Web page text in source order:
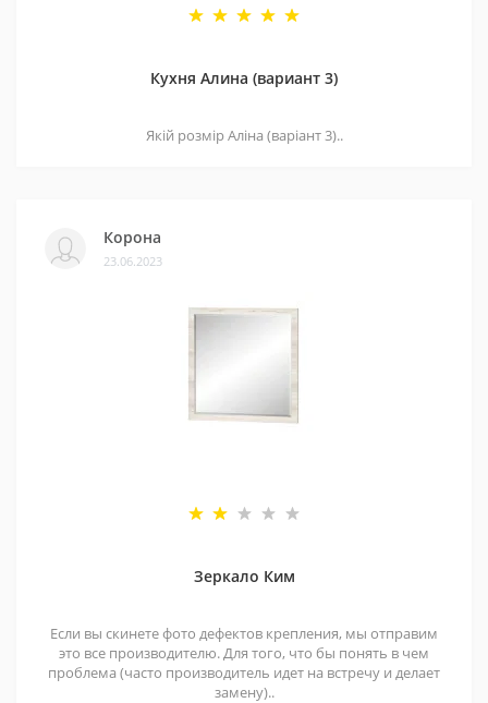
Кухня Алина (вариант 3)
Якій розмір Аліна (варіант 3)..
Корона
23.06.2023
Зеркало Ким
Если вы скинете фото дефектов крепления, мы отправим
это все производителю. Для того, что бы понять в чем
проблема (часто производитель идет на встречу и делает
замену)..